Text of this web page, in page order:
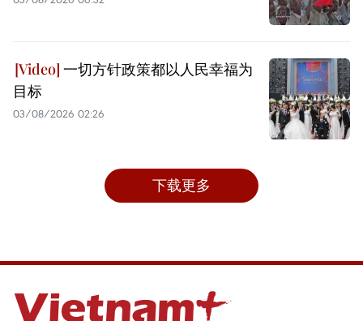
一切方针政策都以人民幸福为
目标
03/08/2026 02:26
下载更多